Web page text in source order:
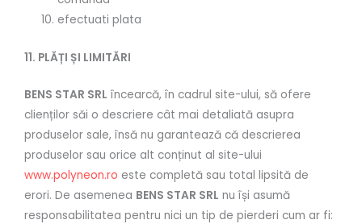
efectuati plata
11. PLĂȚI ȘI LIMITĂRI
BENS STAR SRL încearcă, în cadrul site-ului, să ofere
clienților săi o descriere cât mai detaliată asupra
produselor sale, însă nu garantează că descrierea
produselor sau orice alt conținut al site-ului
www.polyneon.ro este completă sau total lipsită de
erori. De asemenea BENS STAR SRL nu își asumă
responsabilitatea pentru nici un tip de pierderi cum ar fi: